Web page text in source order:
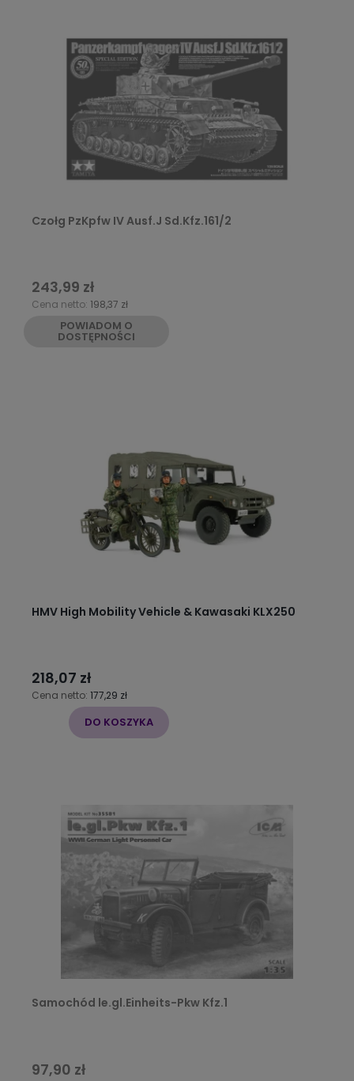
Czołg PzKpfw IV Ausf.J Sd.Kfz.161/2
243,99 zł
Cena netto: 198,37 zł
POWIADOM O
DOSTĘPNOŚCI
HMV High Mobility Vehicle & Kawasaki KLX250
218,07 zł
Cena netto: 177,29 zł
DO KOSZYKA
Samochód le.gl.Einheits-Pkw Kfz.1
97,90 zł